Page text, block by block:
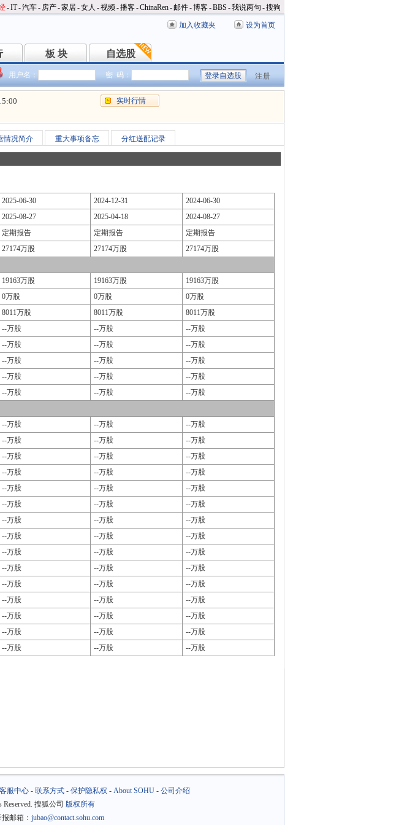
-IT-汽车- 房产-家居-女人 -视频-播客-ChinaRen-邮件-博客-BBS -我说两句 -搜狗
加入收藏夹 设为首页
板 块
板 块 自选股
自选股
用户名： 密 码： 注册
实时行情
情况简介 重大事项备忘 分红送配记录
2025-06-30 2024-12-31
2024-06-30
2025-08-27 2025-04-18
2024-08-27
定期报告 定期报告
定期报告
27174万股 27174万股
27174万股
19163万股 19163万股
19163万股
0万股 0万股
0万股
8011万股 8011万股
8011万股
--万股 --万股
--万股
--万股 --万股
--万股
--万股 --万股
--万股
--万股 --万股
--万股
--万股 --万股
--万股
--万股 --万股
--万股
--万股 --万股
--万股
--万股 --万股
--万股
--万股 --万股
--万股
--万股 --万股
--万股
--万股 --万股
--万股
--万股 --万股
--万股
--万股 --万股
--万股
--万股 --万股
--万股
--万股 --万股
--万股
--万股 --万股
--万股
--万股 --万股
--万股
--万股 --万股
--万股
--万股 --万股
--万股
--万股 --万股 --万股
客服中心- 联系方式- 保护隐私权 - About SOHU- 公司介绍
Reserved. 搜狐公司 版权所有
邮箱： jubao@contact.sohu.com